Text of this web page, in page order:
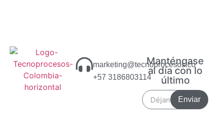
marketing@tecnoprocesos.co
+57 3186803114
Manténgase
al día con lo
último
Enviar